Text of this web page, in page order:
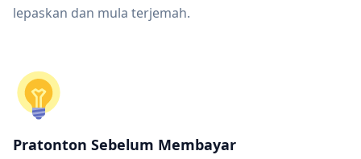
lepaskan dan mula terjemah.
Pratonton Sebelum Membayar